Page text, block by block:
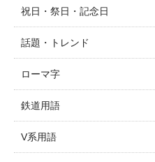
祝日・祭日・記念日
話題・トレンド
ローマ字
鉄道用語
V系用語